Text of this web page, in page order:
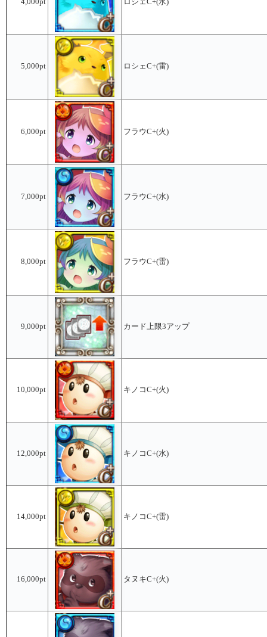
5,000pt ロシェC+(雷)
6,000pt フラウC+(火)
7,000pt フラウC+(水)
8,000pt フラウC+(雷)
9,000pt カード上限3アップ
10,000pt キノコC+(火)
12,000pt キノコC+(水)
14,000pt キノコC+(雷)
16,000pt タヌキC+(火)